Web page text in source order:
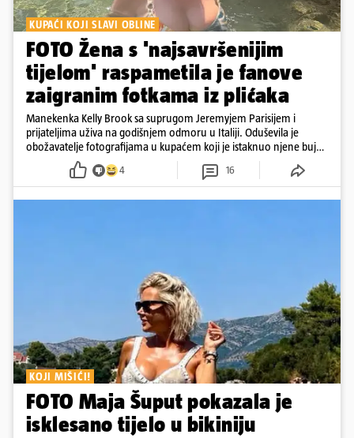
KUPAĆI KOJI SLAVI OBLINE
FOTO Žena s 'najsavršenijim
tijelom' raspametila je fanove
zaigranim fotkama iz plićaka
Manekenka Kelly Brook sa suprugom Jeremyjem Parisijem i
prijateljima uživa na godišnjem odmoru u Italiji. Oduševila je
obožavatelje fotografijama u kupaćem koji je istaknuo njene bujne
4 16
KOJI MIŠIĆI!
FOTO Maja Šuput pokazala je
isklesano tijelo u bikiniju